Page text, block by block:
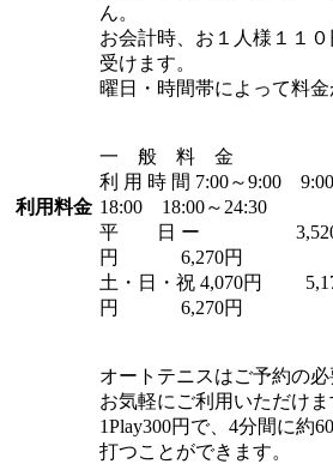
利用料金
ん。
お会計時、お１人様１１
受けます。
曜日・時間帯によって料金
一 般 料 金
利 用 時 間 7:00～9:00
18:00 18:00～24:30
平 日 ー 3,520
円 6,270円
土・日・祝 4,070円
円 6,270円
オートテニスはご予約の
お気軽にご利用いただけま
1Play300円で、4分間に約
打つことができます。